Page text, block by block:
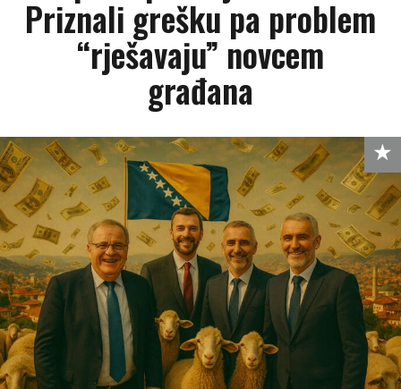
Priznali grešku pa problem
“rješavaju” novcem
građana